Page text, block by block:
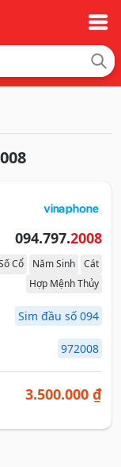
094.797.2008
Cổ Năm Sinh
Cát
Hợp Mệnh Thủy
Sim đầu số 094
972008
3.500.000 ₫